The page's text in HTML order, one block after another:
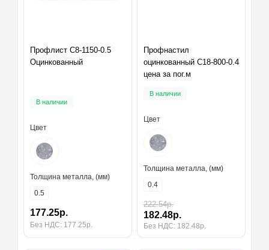
Профлист С8-1150-0.5
Оцинкованный
В наличии
Цвет
Толщина металла, (мм)
0.5
177.25р.
Без НДС: 177.25р.
Профнастил
оцинкованный С18-800-0.4
цена за пог.м
В наличии
Цвет
Толщина металла, (мм)
0.4
222.54р.
182.48р.
Без НДС: 182.48р.